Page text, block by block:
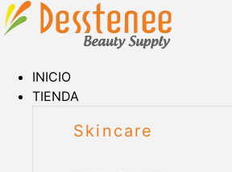
INICIO
TIENDA
Skincare